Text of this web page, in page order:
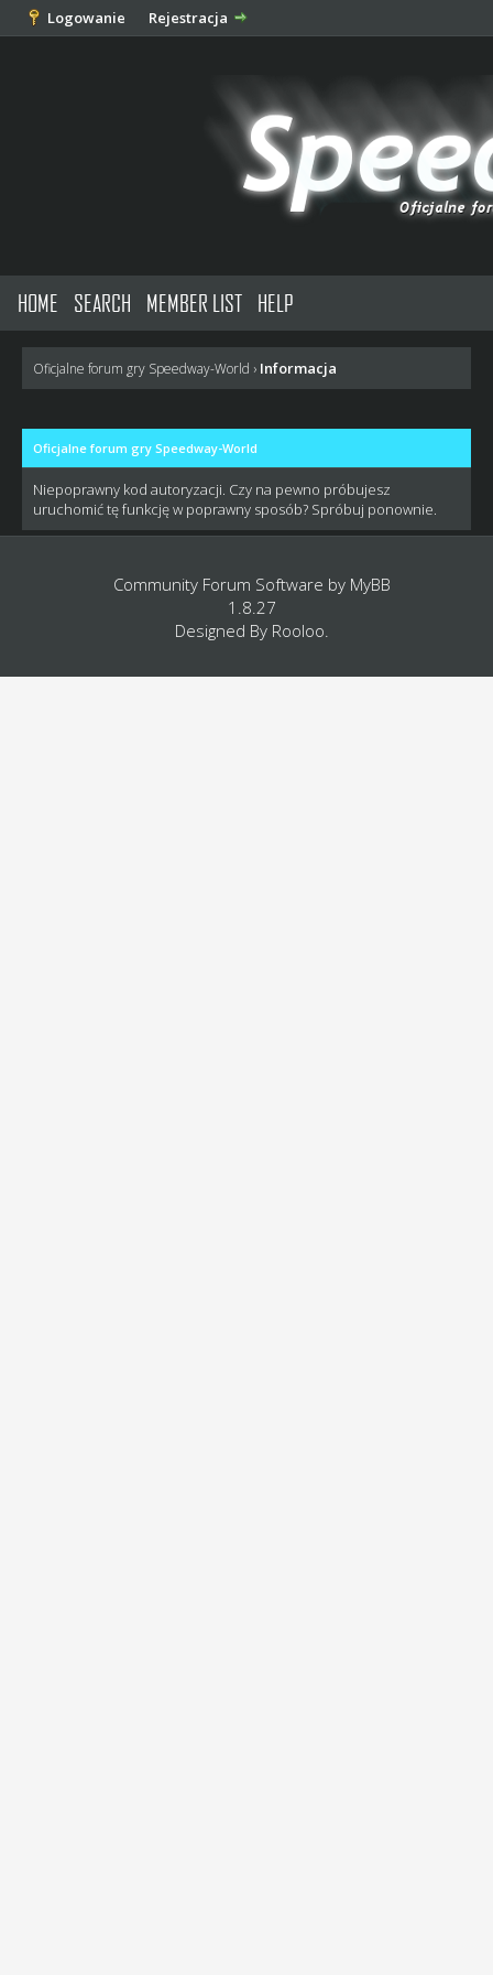
Logowanie Rejestracja
HOME SEARCH MEMBER LIST HELP
Oficjalne forum gry Speedway-World › Informacja
Oficjalne forum gry Speedway-World
Niepoprawny kod autoryzacji. Czy na pewno próbujesz
uruchomić tę funkcję w poprawny sposób? Spróbuj ponownie.
Community Forum Software by MyBB
1.8.27
Designed By Rooloo.